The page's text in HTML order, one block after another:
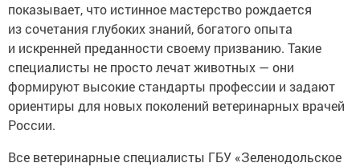
показывает, что истинное мастерство рождается
из сочетания глубоких знаний, богатого опыта
и искренней преданности своему призванию. Такие
специалисты не просто лечат животных — они
формируют высокие стандарты профессии и задают
ориентиры для новых поколений ветеринарных врачей
России.
Все ветеринарные специалисты ГБУ «Зеленодольское